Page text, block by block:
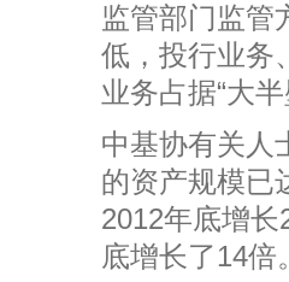
监管部门监管
低，投行业务
业务占据“大
中基协有关人
的资产规模已
2012年底增
底增长了14倍